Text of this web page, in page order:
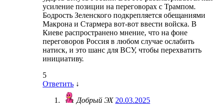
усиление позиции на переговорах с Трампом.
Бодрость Зеленского подкрепляется обещаниями
Макрона и Стармера вот-вот ввести войска. В
Киеве распространено мнение, что на фоне
переговоров Россия в любом случае ослабить
натиск, и это шанс для ВСУ, чтобы перехватить
инициативу.
5
Ответить ↓
Добрый ЭХ20.03.2025